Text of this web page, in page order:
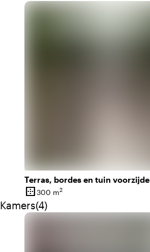
Terras, bordes en tuin voorzijde
border_outer
Oppervlakte
300 m2
Kamers
Aantal kamers: 4
(4)